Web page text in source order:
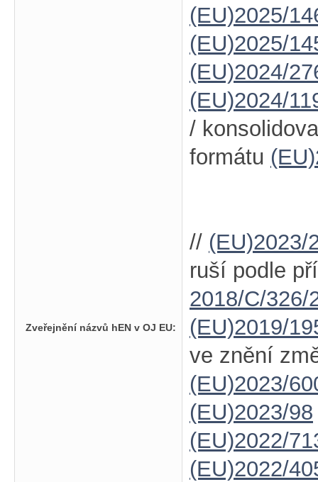
Zveřejnění názvů hEN v OJ EU:
(EU)2025/
(EU)2025/
(EU)2024/
(EU)2024/
/
formátu
// (EU)2023/
ruší podle
2018/C/326/
(EU)2019/
ve znění
(EU)2023/
(EU)2023/98
(EU)2022/
(EU)2022/